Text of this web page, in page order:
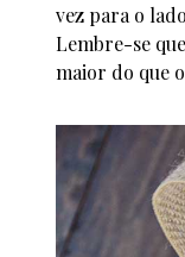
vez para o
Lembre-se
maior do que